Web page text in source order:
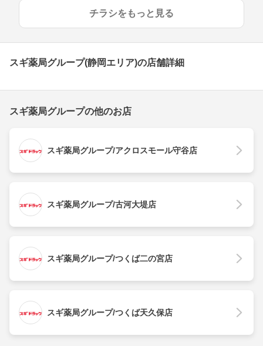
チラシをもっと見る
スギ薬局グループ(静岡エリア)の店舗詳細
スギ薬局グループの他のお店
スギ薬局グループ/アクロスモール守谷店
スギ薬局グループ/古河大堤店
スギ薬局グループ/つくば二の宮店
スギ薬局グループ/つくば天久保店